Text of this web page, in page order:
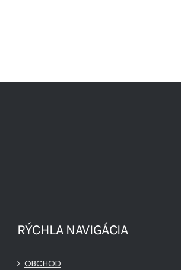
RÝCHLA NAVIGÁCIA
OBCHOD